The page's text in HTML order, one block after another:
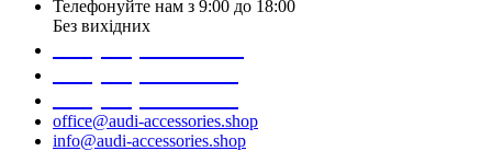
Телефонуйте нам з 9:00 до 18:00
Без вихідних
office@audi-accessories.shop
info@audi-accessories.shop